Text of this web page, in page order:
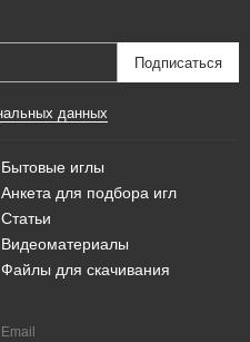
данных
Бытовые иглы
Анкета для подбора игл
Статьи
Видеоматериалы
Файлы для скачивания
Email